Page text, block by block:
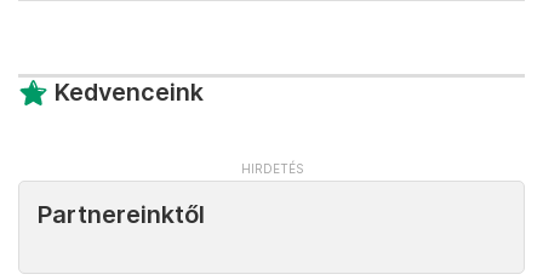
Kedvenceink
Partnereinktől